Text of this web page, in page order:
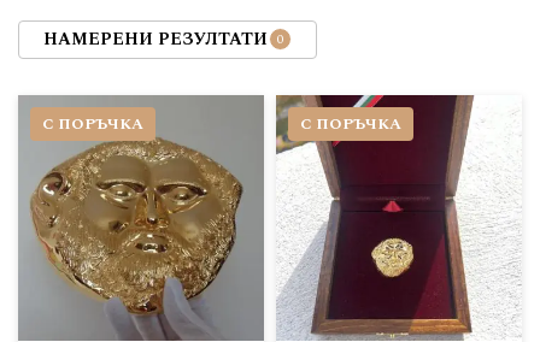
С ПОРЪЧКА С ПОРЪЧКА
НАМЕРЕНИ РЕЗУЛТАТИ